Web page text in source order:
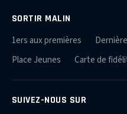
SORTIR MALIN
1ers aux premières
Place Jeunes
Carte de
SUIVEZ-NOUS SUR